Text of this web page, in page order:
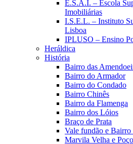
E.S.A.I. – Escola
Imobiliárias
I.S.E.L. – Instituto
Lisboa
IPLUSO – Ensino
Heráldica
História
Bairro das
Bairro do Armador
Bairro do Condado
Bairro Chinês
Bairro da Flamenga
Bairro dos Lóios
Braço de Prata
Vale fundão e
Marvila Velha e